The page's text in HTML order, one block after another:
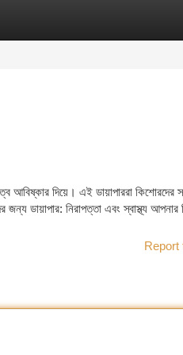
আবিষ্কার দিয়ে। এই ডায়াপাররা কিশোরদের
জন্য ডায়াপার: নিরাপত্তা এবং স্বাস্থ্য
Report